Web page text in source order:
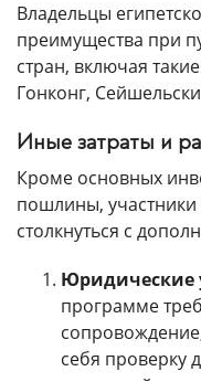
Владельцы
преимущества при
стран, включая
Гонконг,
Иные затраты и
Кроме основных
пошлины,
столкнуться с
Юридические
программе
себя проверку